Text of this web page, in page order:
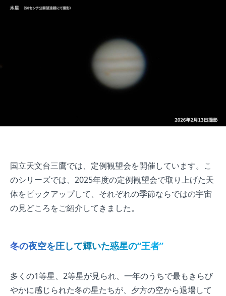
国立天文台三鷹では、定例観望会を開催しています。こ
のシリーズでは、2025年度の定例観望会で取り上げた天
体をピックアップして、それぞれの季節ならではの宇宙
の見どころをご紹介してきました。
冬の夜空を圧して輝いた惑星の“王者”
多くの1等星、2等星が見られ、一年のうちで最もきらび
やかに感じられた冬の星たちが、夕方の空から退場して